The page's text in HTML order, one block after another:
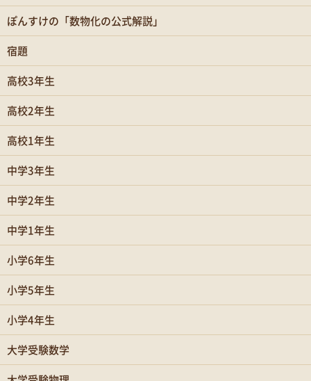
ぽんすけの「数物化の公式解説」
宿題
高校3年生
高校2年生
高校1年生
中学3年生
中学2年生
中学1年生
小学6年生
小学5年生
小学4年生
大学受験数学